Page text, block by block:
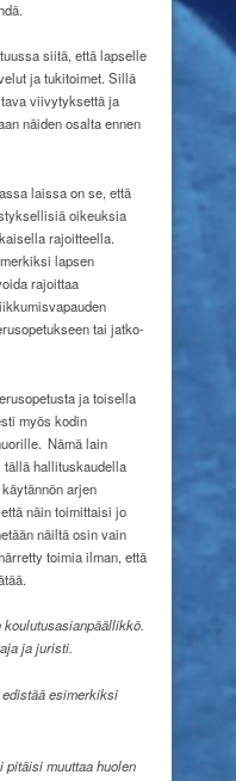
siitä, että lapselle
ja tukitoimet. Sillä
viivytyksettä ja
näiden osalta ennen
laissa on se, että
oikeuksia
rajoitteella.
lapsen
rajoittaa
tai jatko-
ja toisella
myös kodin
Nämä lain
tällä hallituskaudella
arjen
näin toimittaisi jo
näiltä osin vain
toimia ilman, että
koulutusasianpäällikkö.
ja juristi.
esimerkiksi
muuttaa huolen